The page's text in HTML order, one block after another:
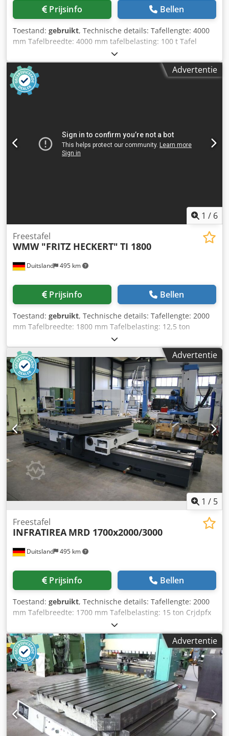
datasheet. Belangrijke opmerkingen: Crsdsygarlspfx Aiisf
Alle gegevens zijn vrijblijvend, onder voorbehoud van
Technische specificaties en alle overige informatie zijn niet
bindend en dienen uitsluitend ter oriëntatie. Contact: Bij
interesse of voor het plannen van een bezichtiging graag
een bericht sturen of een afspraak maken. Disclaimer: Het
artikel wordt verkocht zoals beschreven. Retourneren,
garantie en aansprakelijkheid zijn uitgesloten. Koper stemt
aansprakelijkheid aanvaard. Met de aankoop van dit artikel
gaat u akkoord met bovengenoemde voorwaarden.
Prijsinfo Bellen
Toestand: gebruikt, Technische details: Tafellengte: 4000
mm Tafelbreedte: 4000 mm tafelbelasting: 100 t Tafel
longitudinale beweging: U-as: 2000 mm Tafel draaibaar: B-
as: 360° Snelle doorgang in de lengterichting: U-as: 6000
mm/min mm/min. Snelle doorgang: B-as: 0,05 - 2 rpm rpm
boortafel De U- en B-assen zijn voorzien van
hydrostatische geleidingen. Hydrostatische of
longitudinale beweging - 1 hydrostatische cirkelvormige
geleiding voor de rotatie-as positioneringssysteem: -
Heidenhain-hoekencoder voor de B-as - Heidenhain
Advertentie
1 / 6
Duitsland 495 km
Freestafel
WMW "FRITZ HECKERT" TI 1800
Prijsinfo Bellen
Toestand: gebruikt, Technische details: Tafellengte: 2000
mm Tafelbreedte: 1800 mm Tafelbelasting: 12,5 ton
Tafelbeweging in lengterichting: 1250 mm Tafelrotatie: 360
° Crsdpsu N D Szefx Aiiof Tafelpositionering: 4x90 °
verplaatsingen - in de lengterichting: 0,63 - 2.000
mm/omwenteling Totaal benodigd vermogen: 6 kW
Machinegewicht ca.: 7,6 ton Machineafmetingen LxBxH:
3,82 x 2,25 x 0,92 m Conventionele kottertafel *
Advertentie
1 / 5
Duitsland 495 km
Freestafel
INFRATIREA MRD 1700x2000/3000
Prijsinfo Bellen
Toestand: gebruikt, Technische details: Tafellengte: 2000
mm Tafelbreedte: 1700 mm Tafelbelasting: 15 ton Crjdpfx
Aou N D Sbeiijf x-afstand: lengte=3000 mm Tafel
draaibaar: 360 gemotoriseerd ° Hoogte boven vloer: 1020
mm Totaal benodigd vermogen: ca. 1,0 kw Machinegewicht
ca.: 14,2 ton Afmetingen: 5,7x2,1x1,0 m De tafel van de
kotterbank is gebouwd in 1985 en gedeeltelijk gereviseerd
in 2023 (retrofit). De tafel is gemonteerd op een
vlakbedgeleiding (5000x1380mm). De rotatieas (B) is
hydrostatisch gemonteerd, B-as als positioneeras, die
wordt vastgeklemd. 9x T-gleuven volgens DIN 650 en 508:
a=28mm; h=54mm; b=51mm; c=21mm waarvan hart-op-
hart afstand = 160mm *
Advertentie